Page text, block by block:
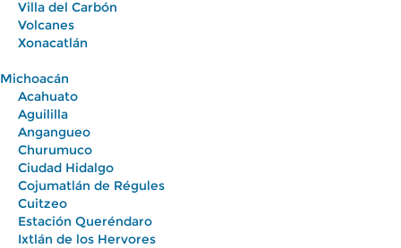
Villa del Carbón
Volcanes
Xonacatlán
Michoacán
Acahuato
Aguililla
Angangueo
Churumuco
Ciudad Hidalgo
Cojumatlán de Régules
Cuitzeo
Estación Queréndaro
Ixtlán de los Hervores